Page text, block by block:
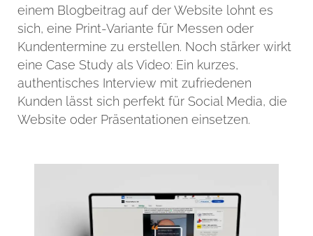
einem Blogbeitrag auf der Website lohnt es
sich, eine Print-Variante für Messen oder
Kundentermine zu erstellen. Noch stärker wirkt
eine Case Study als Video: Ein kurzes,
authentisches Interview mit zufriedenen
Kunden lässt sich perfekt für Social Media, die
Website oder Präsentationen einsetzen.